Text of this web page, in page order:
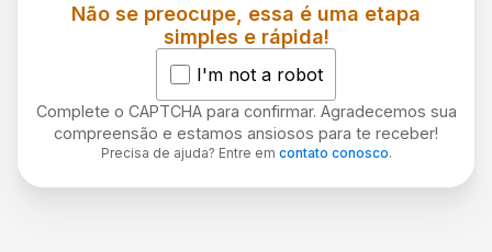
Não se preocupe, essa é uma etapa
simples e rápida!
I'm not a robot
Complete o CAPTCHA para confirmar. Agradecemos sua
compreensão e estamos ansiosos para te receber!
Precisa de ajuda? Entre em contato conosco.